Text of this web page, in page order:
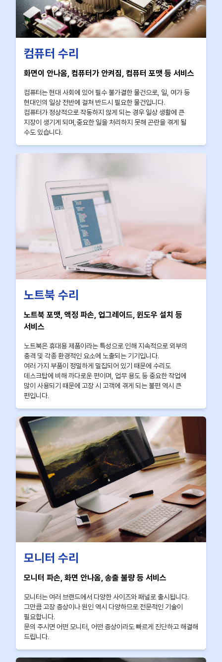
컴퓨터 수리
화면이 안나옴, 컴퓨터가 안켜짐, 컴퓨터 포맷 등 서비스
컴퓨터는 현대 사회에 있어 필수 불가결한 물건으로, 일, 여가 등
현대인의 일상 전반에 걸쳐 반드시 필요한 물건입니다.
컴퓨터가 정상적으로 작동하지 않게 되는 경우 일상 생활에 큰
지장이 생기게 되며,중요한 일을 처리하지 못해 곤란을 겪게 될
수도 있습니다.
노트북 수리
노트북 포맷, 액정 파손, 업그레이드, 윈도우 설치 등
서비스
노트북은 휴대용 제품이라는 특성으로 인해 지속적으로 외부의
충격 및 각종 환경적인 요소에 노출되는 기기입니다.
여러 가지 부품이 정밀하게 밀집되어 있기 때문에 수리도
데스크탑에 비해 까다로운 편이며, 업무 용도 등 중요한 작업에
많이 사용되기 때문에 고장 시 고객에 겪게 되는 불편 역시 큰
편입니다.
모니터 수리
모니터 파손, 화면 안나옴, 송출 불량 등 서비스
모니터는 여러 브랜드에서 다양한 사이즈와 패널로 출시됩니다.
그만큼 고장 증상이나 원인 역시 다양하므로 전문적인 기술이
필요합니다.
문의 주시면 어떤 모니터, 어떤 증상이라도 빠르게 진단하고 해결해
드립니다.